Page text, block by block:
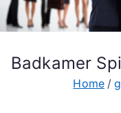
Badkamer
Home